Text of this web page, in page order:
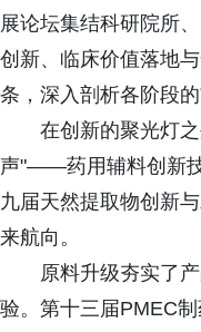
展论坛集结科研院所
创新、临床价值落地
条，深入剖析各阶段
在创新的聚光灯
声"——药用辅料创新
九届天然提取物创新
来航向。
原料升级夯实了
验。第十三届PMEC